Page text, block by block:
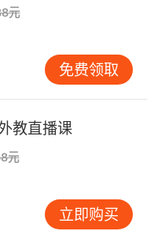
哪个好怎么选第三
也是需要实地考察
习的影响是很大
校里面也要干净
的设备要安全，
家长放心。
元
免费领取
教直播课
元
立即购买